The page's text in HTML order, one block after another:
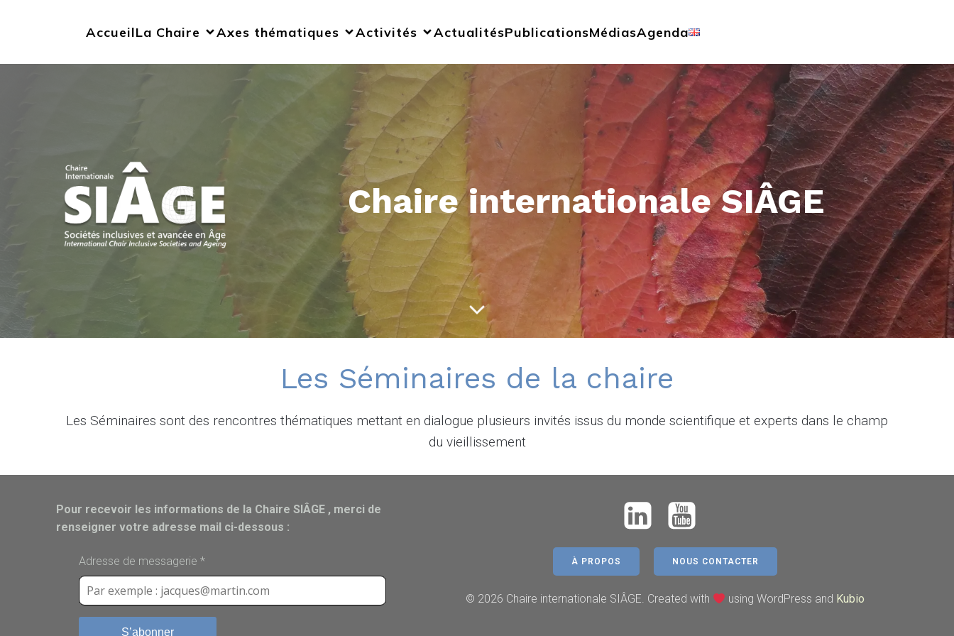
AccueilLa Chaire Axes thématiques Activités ActualitésPublicationsMédiasAgenda
Chaire internationale SIÂGE
Les Séminaires de la chaire
Les Séminaires sont des rencontres thématiques mettant en dialogue plusieurs invités issus du monde scientifique et experts dans le champ
du vieillissement
Pour recevoir les informations de la Chaire SIÂGE , merci de
renseigner votre adresse mail ci-dessous :
Adresse de messagerie *
S’abonner
À PROPOS NOUS CONTACTER
© 2026 Chaire internationale SIÂGE. Created with using WordPress and Kubio